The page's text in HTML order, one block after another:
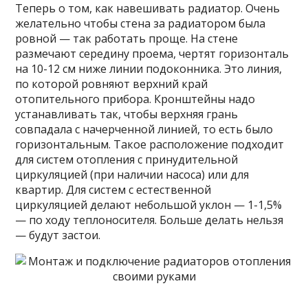
Теперь о том, как навешивать радиатор. Очень
желательно чтобы стена за радиатором была
ровной — так работать проще. На стене
размечают середину проема, чертят горизонталь
на 10-12 см ниже линии подоконника. Это линия,
по которой ровняют верхний край
отопительного прибора. Кронштейны надо
устанавливать так, чтобы верхняя грань
совпадала с начерченной линией, то есть было
горизонтальным. Такое расположение подходит
для систем отопления с принудительной
циркуляцией (при наличии насоса) или для
квартир. Для систем с естественной
циркуляцией делают небольшой уклон — 1-1,5%
— по ходу теплоносителя. Больше делать нельзя
— будут застои.